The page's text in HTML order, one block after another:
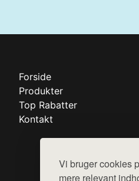
Vi bruger cookies
mere relevant
Forside
Produkter
Top Rabatter
Kontakt